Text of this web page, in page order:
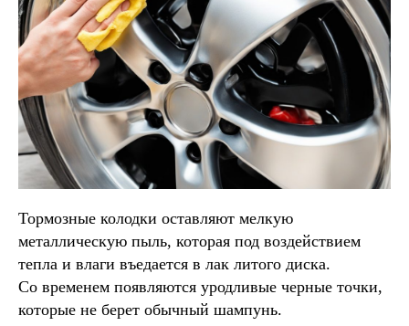
Тормозные колодки оставляют мелкую
металлическую пыль, которая под воздействием
тепла и влаги въедается в лак литого диска.
Со временем появляются уродливые черные точки,
которые не берет обычный шампунь.